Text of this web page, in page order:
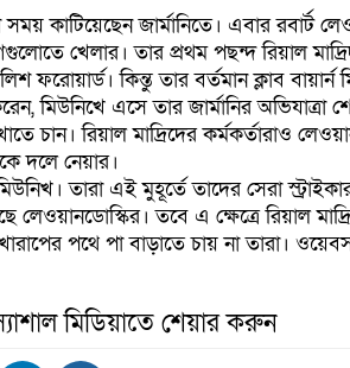
সময় কাটিয়েছেন জার্মানিতে। এবার রবার্ট
খেলার। তার প্রথম পছন্দ রিয়াল
ফরোয়ার্ড। কিন্তু তার বর্তমান ক্লাব
মিউনিখে এসে তার জার্মানির অভিযাত্রা
চান। রিয়াল মাদ্রিদের কর্মকর্তারাও
দলে নেয়ার।
তারা এই মুহূর্তে তাদের সেরা
লেওয়ানডোস্কির। তবে এ ক্ষেত্রে রিয়াল
পথে পা বাড়াতে চায় না তারা।
মিডিয়াতে শেয়ার করুন